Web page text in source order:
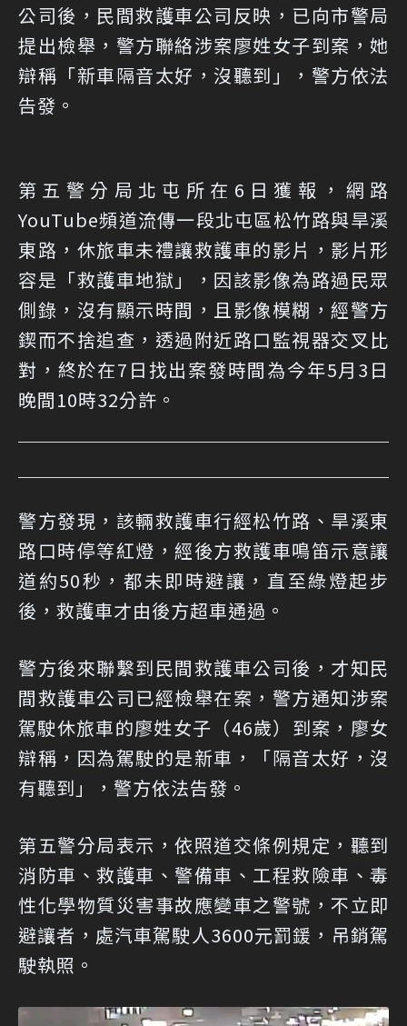
公司後，民間救護車公司反映，已向市警局
提出檢舉，警方聯絡涉案廖姓女子到案，她
辯稱「新車隔音太好，沒聽到」，警方依法
告發。
第五警分局北屯所在6日獲報，網路
YouTube頻道流傳一段北屯區松竹路與旱溪
東路，休旅車未禮讓救護車的影片，影片形
容是「救護車地獄」，因該影像為路過民眾
側錄，沒有顯示時間，且影像模糊，經警方
鍥而不捨追查，透過附近路口監視器交叉比
對，終於在7日找出案發時間為今年5月3日
晚間10時32分許。
警方發現，該輛救護車行經松竹路、旱溪東
路口時停等紅燈，經後方救護車鳴笛示意讓
道約50秒，都未即時避讓，直至綠燈起步
後，救護車才由後方超車通過。
警方後來聯繫到民間救護車公司後，才知民
間救護車公司已經檢舉在案，警方通知涉案
駕駛休旅車的廖姓女子（46歲）到案，廖女
辯稱，因為駕駛的是新車，「隔音太好，沒
有聽到」，警方依法告發。
第五警分局表示，依照道交條例規定，聽到
消防車、救護車、警備車、工程救險車、毒
性化學物質災害事故應變車之警號，不立即
避讓者，處汽車駕駛人3600元罰鍰，吊銷駕
駛執照。